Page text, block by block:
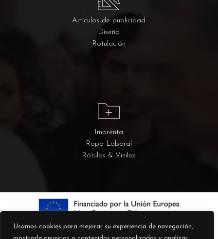
Usamos cookies para mejorar su experiencia de navegación,
Artículos de publicidad
Diseño
Rotulación
Imprenta
Ropa Laboral
Rótulos & Vinilos